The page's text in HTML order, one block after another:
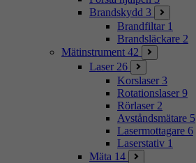
Brandskydd 3
Brandfiltar 1
Brandsläckare 2
Mätinstrument 42
Laser 26
Korslaser 3
Rotationslaser 9
Rörlaser 2
Avståndsmätare 5
Lasermottagare 6
Laserstativ 1
Mäta 14